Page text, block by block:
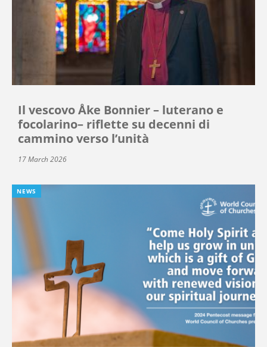
Il vescovo Åke Bonnier – luterano e
focolarino– riflette su decenni di
cammino verso l’unità
17 March 2026
NEWS